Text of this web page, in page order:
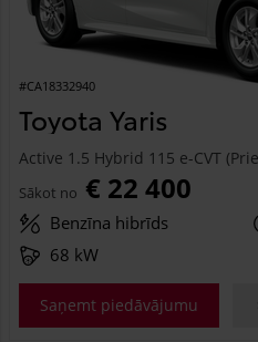
#CA18332940
Toyota Yaris
Active 1.5 Hybrid 115 e-CVT
Sākot no € 22 400
Benzīna hibrīds
68 kW
Saņemt piedāvājumu